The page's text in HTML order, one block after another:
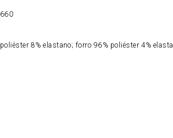
8% elastano; forro 96% poliéster 4%